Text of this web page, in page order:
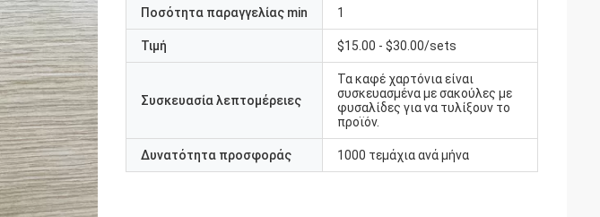
Ποσότητα παραγγελίας min 1
Τιμή $15.00 - $30.00/sets
Συσκευασία λεπτομέρειες
Τα καφέ χαρτόνια είναι
συσκευασμένα με σακούλες με
φυσαλίδες για να τυλίξουν το
προϊόν.
Δυνατότητα προσφοράς 1000 τεμάχια ανά μήνα